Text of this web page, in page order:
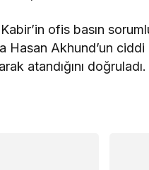
ofis basın
Hasan Akhund’un
atandığını doğruladı.